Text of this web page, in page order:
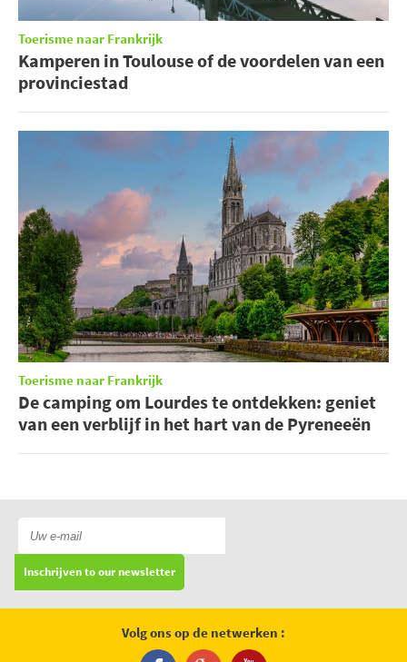
Toerisme naar Frankrijk
Kamperen in Toulouse of de voordelen van een
provinciestad
Toerisme naar Frankrijk
De camping om Lourdes te ontdekken: geniet
van een verblijf in het hart van de Pyreneeën
Inschrijven to our newsletter
Volg ons op de netwerken :